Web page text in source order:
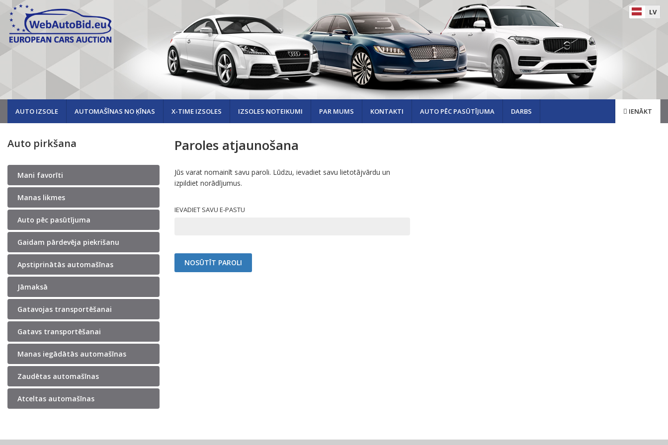
LV
AUTO IZSOLE AUTOMAŠĪNAS NO ĶĪNAS X-TIME IZSOLES IZSOLES NOTEIKUMI PAR MUMS KONTAKTI AUTO PĒC PASŪTĪJUMA DARBS IENĀKT
Auto pirkšana
Mani favorīti
Manas likmes
Auto pēc pasūtījuma
Gaidam pārdevēja piekrišanu
Apstiprinātās automašīnas
Jāmaksā
Gatavojas transportēšanai
Gatavs transportēšanai
Manas iegādātās automašīnas
Zaudētas automašīnas
Atceltas automašīnas
Paroles atjaunošana
Jūs varat nomainīt savu paroli. Lūdzu, ievadiet savu lietotājvārdu un
izpildiet norādījumus.
IEVADIET SAVU E-PASTU